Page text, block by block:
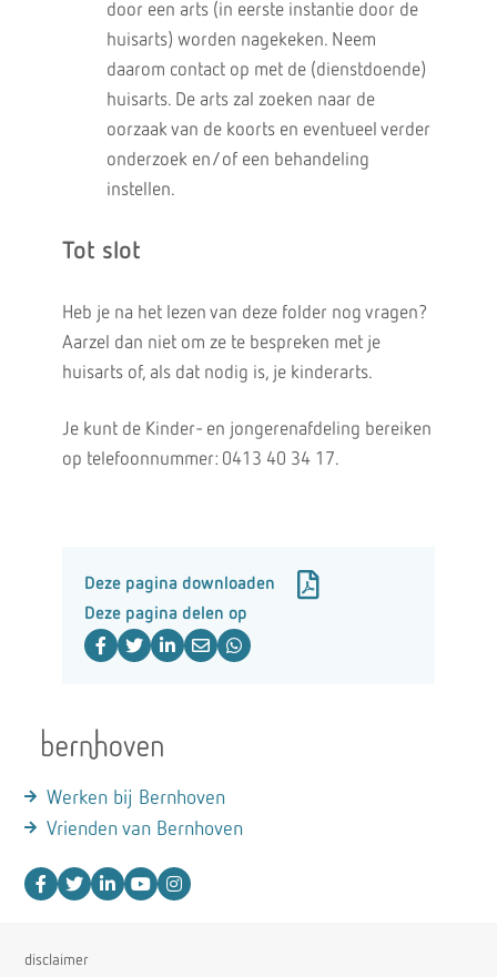
door een arts (in eerste instantie door de
huisarts) worden nagekeken. Neem
daarom contact op met de (dienstdoende)
huisarts. De arts zal zoeken naar de
oorzaak van de koorts en eventueel verder
onderzoek en/of een behandeling
instellen.
Tot slot
Heb je na het lezen van deze folder nog vragen?
Aarzel dan niet om ze te bespreken met je
huisarts of, als dat nodig is, je kinderarts.
Je kunt de Kinder- en jongerenafdeling bereiken
op telefoonnummer: 0413 40 34 17.
Deze pagina downloaden
Deze pagina delen op
Werken bij Bernhoven
Vrienden van Bernhoven
disclaimer